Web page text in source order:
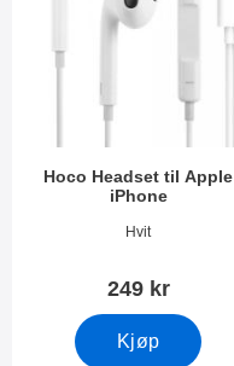
Hoco Headset til Apple
iPhone
Varenummer 25210
Hvit
249 kr
Kjøp